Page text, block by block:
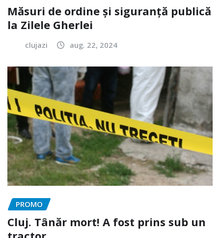
Măsuri de ordine și siguranță publică
la Zilele Gherlei
clujazi aug. 22, 2024
PROMO
Cluj. Tânăr mort! A fost prins sub un